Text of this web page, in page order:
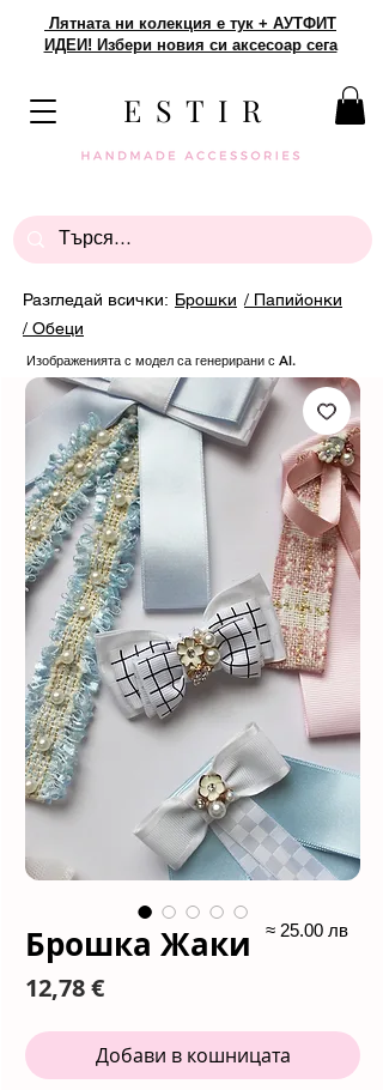
Лятната ни колекция е тук + АУТФИТ
ИДЕИ! Избери новия си аксесоар сега
E S T I R
Разгледай всички: Брошки / Папийонки
/ Обеци
Изображенията с модел са генерирани с AI.
Брошка Жаки
12,78 €Цена
Добави в кошницата
≈ 25.00 лв